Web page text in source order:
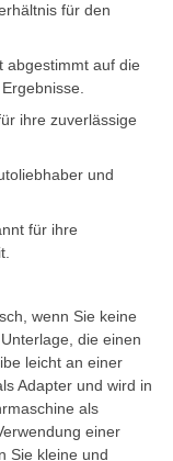
für den
abgestimmt auf die
ihre zuverlässige
und
für ihre
wenn Sie keine
die einen
leicht an einer
Adapter und wird in
als
einer
Sie kleine und